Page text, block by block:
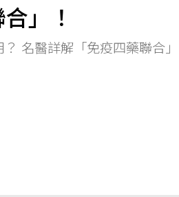
」！
名醫詳解「免疫四藥聯合」